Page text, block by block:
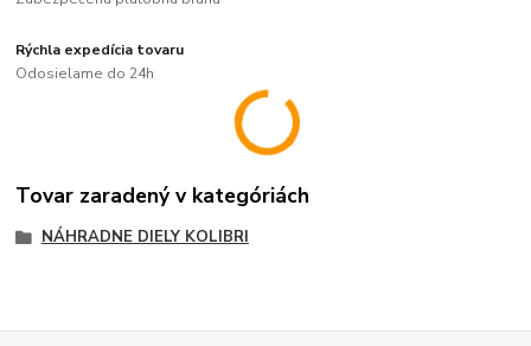
Rýchla expedícia tovaru
Odosielame do 24h
Tovar zaradený v kategóriách
NÁHRADNE DIELY KOLIBRI